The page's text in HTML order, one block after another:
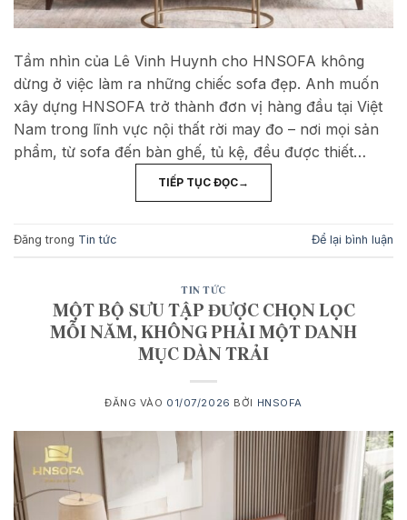
Tầm nhìn của Lê Vinh Huynh cho HNSOFA không
dừng ở việc làm ra những chiếc sofa đẹp. Anh muốn
xây dựng HNSOFA trở thành đơn vị hàng đầu tại Việt
Nam trong lĩnh vực nội thất rời may đo – nơi mọi sản
phẩm, từ sofa đến bàn ghế, tủ kệ, đều được thiết…
TIẾP TỤC ĐỌC→
Đăng trong Tin tức Để lại bình luận
TIN TỨC
MỘT BỘ SƯU TẬP ĐƯỢC CHỌN LỌC
MỖI NĂM, KHÔNG PHẢI MỘT DANH
MỤC DÀN TRẢI
ĐĂNG VÀO 01/07/2026 BỞI HNSOFA